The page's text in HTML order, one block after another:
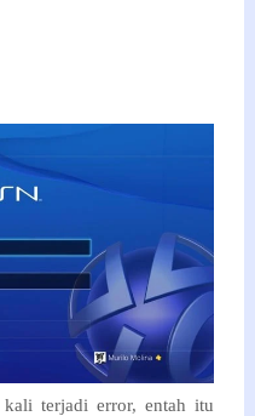
terjadi error, entah itu